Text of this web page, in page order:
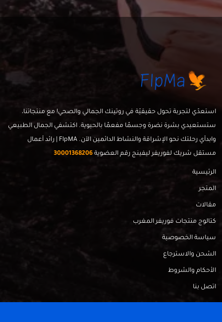
استعدّي لتجربة تحول حقيقيّة في روتينك الجمالي والصحي! مع منتجاتنا،
ستستعيدي بشرة نضرة وجسمًا مفعمًا بالحيوية. اكتشفي الجمال الطبيعي
وابدأي رحلتك نحو الإشراقة والنشاط الدائمين الآن. FlpMA | رائد أعمال
مستقل شريك لفوريفر ليفينج رقم العضوية 30001368206
الرئيسية
المتجر
مقالات
كتالوج منتجات فوريفر المغرب
سياسة الخصوصية
الشحن والاسترجاع
الأحكام والشروط
اتصل بنا